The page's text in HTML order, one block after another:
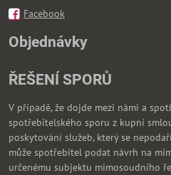
Facebook
Objednávky
ŘEŠENÍ SPORŮ
V případě, že dojde mezi námi a
spotřebitelského sporu z kupní
poskytování služeb, který se
může spotřebitel podat návrh na
určenému subjektu mimosoudního